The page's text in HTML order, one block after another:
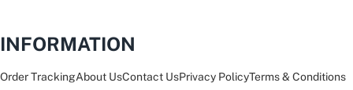
INFORMATION
Order TrackingAbout UsContact UsPrivacy PolicyTerms & Conditions